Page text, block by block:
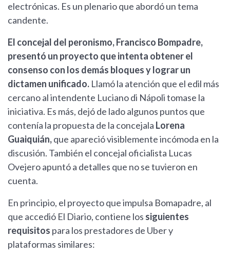
electrónicas. Es un plenario que abordó un tema
candente.
El concejal del peronismo, Francisco Bompadre,
presentó un proyecto que intenta obtener el
consenso con los demás bloques y lograr un
dictamen unificado. Llamó la atención que el edil más
cercano al intendente Luciano di Nápoli tomase la
iniciativa. Es más, dejó de lado algunos puntos que
contenía la propuesta de la concejala Lorena
Guaiquián,que apareció visiblemente incómoda en la
discusión. También el concejal oficialista Lucas
Ovejero apuntó a detalles que no se tuvieron en
cuenta.
En principio, el proyecto que impulsa Bomapadre, al
que accedió El Diario, contiene los siguientes
requisitos para los prestadores de Uber y
plataformas similares: